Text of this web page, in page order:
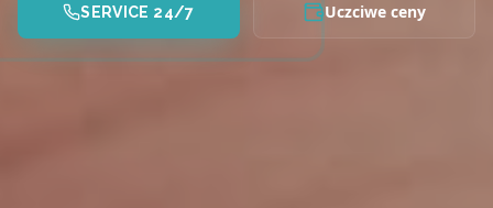
SERVICE 24/7 Uczciwe ceny